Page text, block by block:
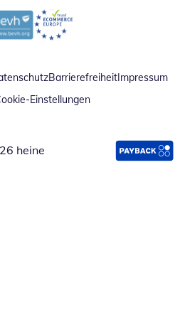
neuem Fenster
Öffnet in neuem Fenster
BarrierefreiheitImpressum
Einstellungen
heine